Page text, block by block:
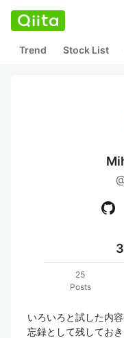
Trend Stock List
25
Posts
いろいろと試した内
忘録として残しておき